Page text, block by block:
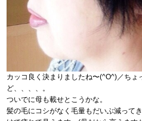
カッコ良く決まりましたね〜(^O^)／ちょ
ど、、、、。
ついでに母も載せとこうかな。
髪の毛にコシがなく毛量もだいぶ減って